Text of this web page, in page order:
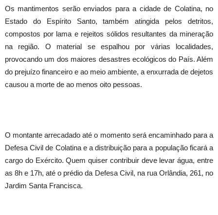
Os mantimentos serão enviados para a cidade de Colatina, no
Estado do Espírito Santo, também atingida pelos detritos,
compostos por lama e rejeitos sólidos resultantes da mineração
na região. O material se espalhou por várias localidades,
provocando um dos maiores desastres ecológicos do País. Além
do prejuízo financeiro e ao meio ambiente, a enxurrada de dejetos
causou a morte de ao menos oito pessoas.
O montante arrecadado até o momento será encaminhado para a
Defesa Civil de Colatina e a distribuição para a população ficará a
cargo do Exército. Quem quiser contribuir deve levar água, entre
as 8h e 17h, até o prédio da Defesa Civil, na rua Orlândia, 261, no
Jardim Santa Francisca.